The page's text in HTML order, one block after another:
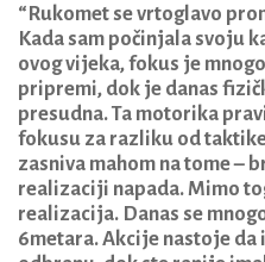
“Rukomet se vrtoglavo
Kada sam počinjala svoju
ovog vijeka, fokus je
pripremi, dok je danas
presudna. Ta motorika
fokusu za razliku od
zasniva mahom na tome –
realizaciji napada. Mimo
realizacija. Danas se
6metara. Akcije nastoje